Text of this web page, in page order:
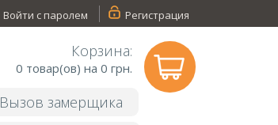
Войти с паролем Регистрация
Корзина:
0 товар(ов) на 0 грн.
Вызов замерщика